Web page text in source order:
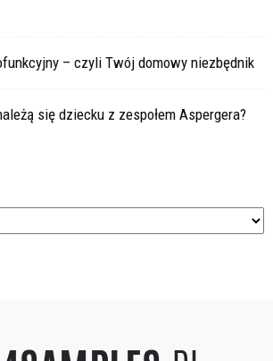
– czyli Twój domowy niezbędnik
się dziecku z zespołem Aspergera?